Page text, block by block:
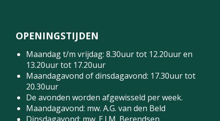
OPENINGSTIJDEN
Maandag t/m vrijdag: 8.30uur tot 12.20uur en
13.20uur tot 17.20uur
Maandagavond of dinsdagavond: 17.30uur tot
20.30uur
De avonden worden afgewisseld per week.
Maandagavond: mw. A.G. van den Beld